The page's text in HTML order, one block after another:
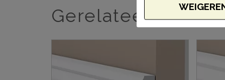
Gerelateerde